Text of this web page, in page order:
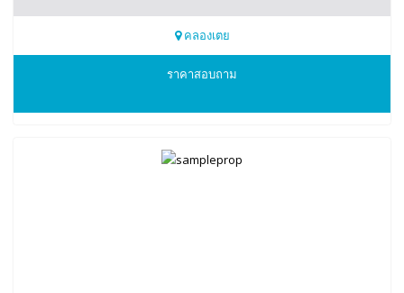
0616161426
คลองเตย
ราคาสอบถาม